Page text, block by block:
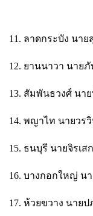
11. ลาดกระบัง นา
12. ยานนาวา นาย
13. สัมพันธวงศ์ น
14. พญาไท นายวร
15. ธนบุรี นายจิรเ
16. บางกอกใหญ่ น
17. ห้วยขวาง นา